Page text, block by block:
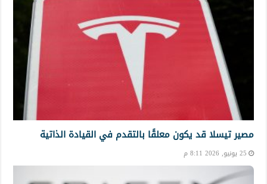
مصير تيسلا قد يكون معلقًا بالتقدم في القيادة الذاتية
25 يونيو, 2026 8:11 م